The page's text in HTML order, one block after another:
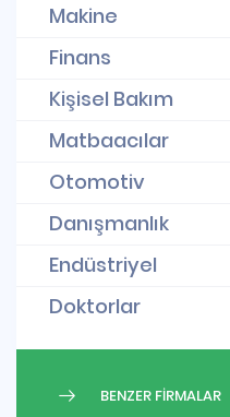
Makine
Finans
Kişisel Bakım
Matbaacılar
Otomotiv
Danışmanlık
Endüstriyel
Doktorlar
BENZER FİRMALAR